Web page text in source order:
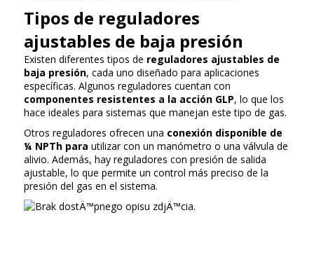
Tipos de reguladores
ajustables de baja presión
Existen diferentes tipos de reguladores ajustables de
baja presión, cada uno diseñado para aplicaciones
específicas. Algunos reguladores cuentan con
componentes resistentes a la acción GLP, lo que los
hace ideales para sistemas que manejan este tipo de gas.
Otros reguladores ofrecen una conexión disponible de
¼ NPTh para utilizar con un manómetro o una válvula de
alivio. Además, hay reguladores con presión de salida
ajustable, lo que permite un control más preciso de la
presión del gas en el sistema.